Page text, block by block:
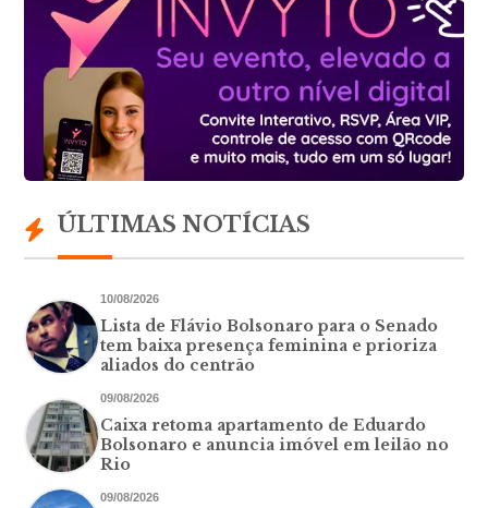
ÚLTIMAS NOTÍCIAS
10/08/2026
Lista de Flávio Bolsonaro para o Senado
tem baixa presença feminina e prioriza
aliados do centrão
09/08/2026
Caixa retoma apartamento de Eduardo
Bolsonaro e anuncia imóvel em leilão no
Rio
09/08/2026